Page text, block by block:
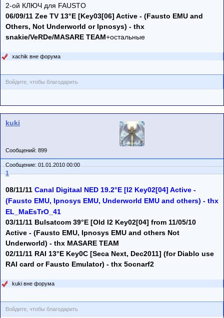
2-ой КЛЮЧ для FAUSTO
06/09/11 Zee TV 13°E [Key03[06] Active - (Fausto EMU and
Others, Not Underworld or Ipnosys) - thx
snakie/VeRDe/MASARE TEAM+остальные
xachik вне форума
Войдите, чтобы благодарить
kuki
Сообщений: 899
Сообщение: 01.01.2010 00:00
1
08/11/11 Canal Digitaal NED 19.2°E [I2 Key02[04] Active -
(Fausto EMU, Ipnosys EMU, Underworld EMU and others) - thx
EL_MaEsTrO_41
03/11/11 Bulsatcom 39°E [Old I2 Key02[04] from 11/05/10
Active - (Fausto EMU, Ipnosys EMU and others Not
Underworld) - thx MASARE TEAM
02/11/11 RAI 13°E Key0C [Seca Next, Dec2011] (for Diablo use
RAI card or Fausto Emulator) - thx 5ocnarf2
kuki вне форума
Войдите, чтобы благодарить